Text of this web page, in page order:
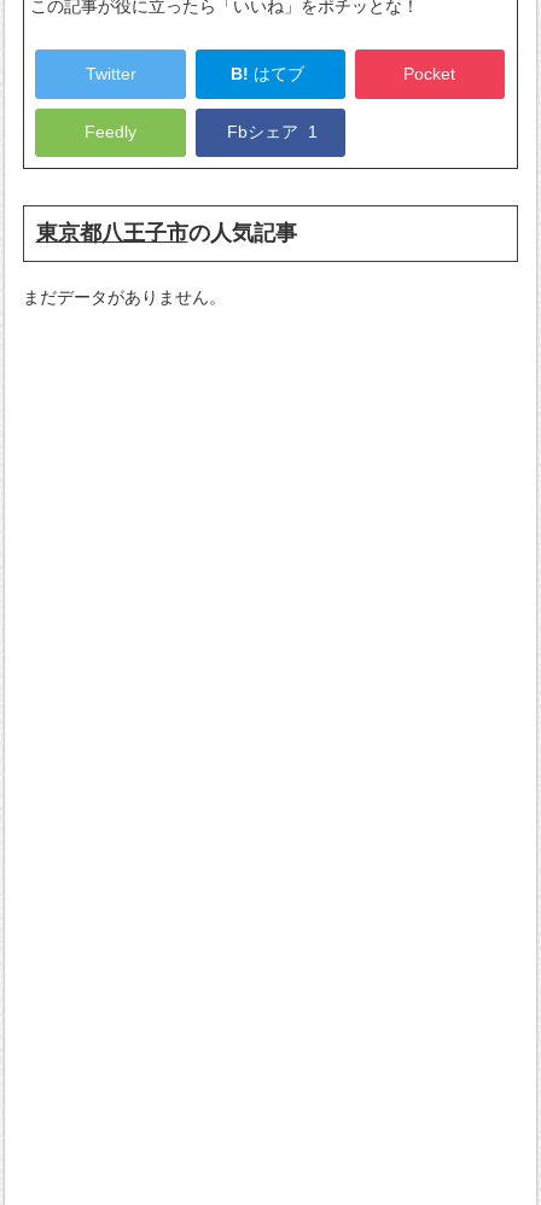
この記事が役に立ったら「いいね」をポチッとな！
Twitter B! はてブ Pocket
Feedly Fbシェア 1
東京都八王子市の人気記事
まだデータがありません。